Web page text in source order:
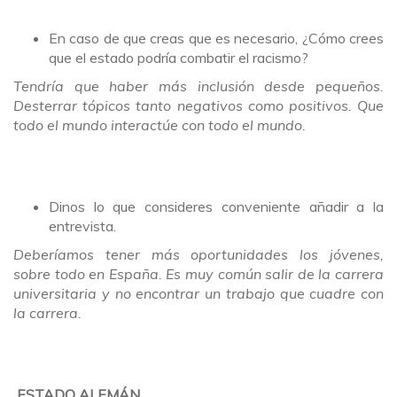
En caso de que creas que es necesario, ¿Cómo crees
que el estado podría combatir el racismo?
Tendría que haber más inclusión desde pequeños.
Desterrar tópicos tanto negativos como positivos. Que
todo el mundo interactúe con todo el mundo.
Dinos lo que consideres conveniente añadir a la
entrevista.
Deberíamos tener más oportunidades los jóvenes,
sobre todo en España. Es muy común salir de la carrera
universitaria y no encontrar un trabajo que cuadre con
la carrera.